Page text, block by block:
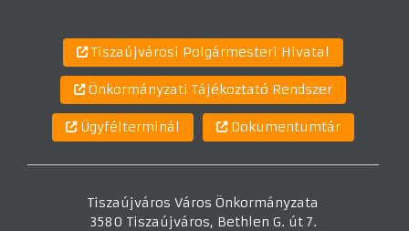
Tiszaújvárosi Polgármesteri Hivatal
Önkormányzati Tájékoztató Rendszer
Ügyfélterminál Dokumentumtár
Tiszaújváros Város Önkormányzata
3580 Tiszaújváros, Bethlen G. út 7.